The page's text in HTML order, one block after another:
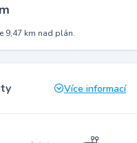
9,47 km nad plán.
Více informací